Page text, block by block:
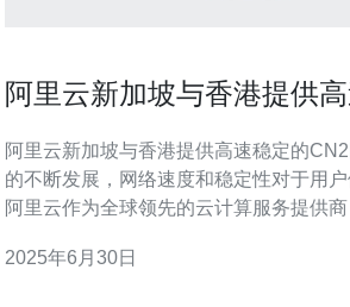
阿里云新加坡与香港提供
阿里云新加坡与香港提供高速稳定的CN2网络 随着
的不断发展，网络速度和稳定性对于用户
阿里云作为全球领先的云计算服务提供
港推出了高速稳定的CN2网络，为用户带
2025年6月30日